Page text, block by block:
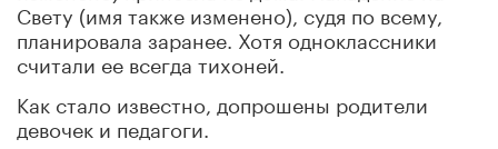
Свету (имя также изменено), судя по всему,
планировала заранее. Хотя одноклассники
считали ее всегда тихоней.
Как стало известно, допрошены родители
девочек и педагоги.